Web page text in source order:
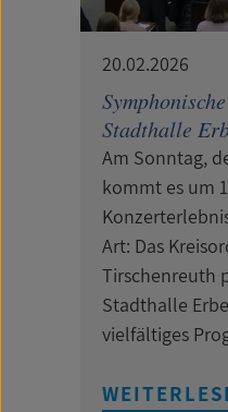
20.02.2026
Stadthalle
Am Sonntag,
kommt es um
Art: Das
Tirschenreuth
Stadthalle
vielfältiges